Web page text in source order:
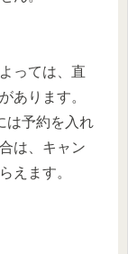
っては、直
あります。
は予約を入れ
は、キャン
えます。